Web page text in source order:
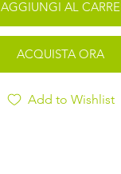
AGGIUNGI AL
ACQUISTA ORA
Add to Wishlist